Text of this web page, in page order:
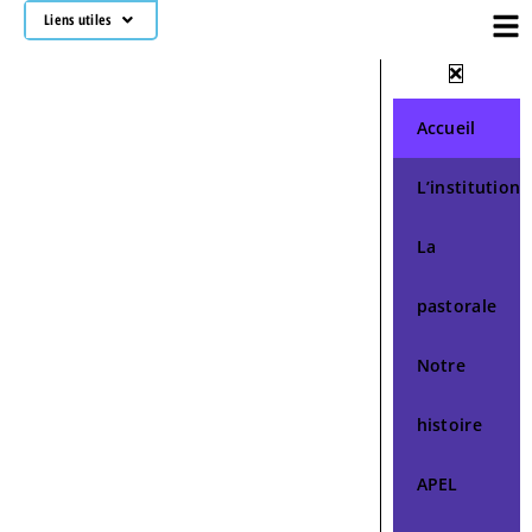
Liens utiles
Accueil
L’institution
La
pastorale
Notre
histoire
APEL